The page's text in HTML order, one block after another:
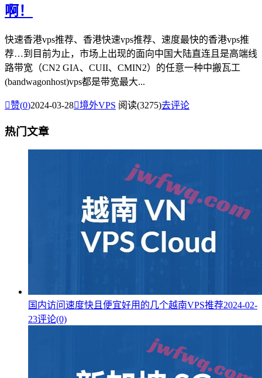
啊！
快速香港vps推荐、香港快速vps推荐、速度最快的香港vps推
荐…到目前为止，市场上出现的面向中国大陆直连且是高端线
路带宽（CN2 GIA、CUII、CMIN2）的任意一种中搬瓦工
(bandwagonhost)vps都是带宽最大...
赞(0)2024-03-28境外VPS 阅读(3275)去评论
热门文章
国内访问速度快且便宜好用的几个越南VPS推荐2024-02-
23评论(0)